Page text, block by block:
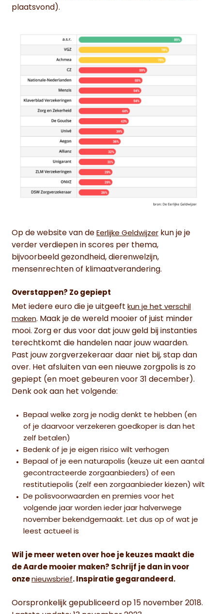
plaatsvond).
Op de website van de Eerlijke Geldwijzer kun je je
verder verdiepen in scores per thema,
bijvoorbeeld gezondheid, dierenwelzijn,
mensenrechten of klimaatverandering.
Overstappen? Zo gepiept
Met iedere euro die je uitgeeft kun je het verschil
maken. Maak je de wereld mooier of juist minder
mooi. Zorg er dus voor dat jouw geld bij instanties
terechtkomt die handelen naar jouw waarden.
Past jouw zorgverzekeraar daar niet bij, stap dan
over. Het afsluiten van een nieuwe zorgpolis is zo
gepiept (en moet gebeuren voor 31 december).
Denk ook aan het volgende:
Bepaal welke zorg je nodig denkt te hebben (en
of je daarvoor verzekeren goedkoper is dan het
zelf betalen)
Bedenk of je je eigen risico wilt verhogen
Bepaal of je een naturapolis (keuze uit een aantal
gecontracteerde zorgaanbieders) of een
restitutiepolis (zelf een zorgaanbieder kiezen) wilt
De polisvoorwaarden en premies voor het
volgende jaar worden ieder jaar halverwege
november bekendgemaakt. Let dus op of wat je
leest actueel is
Wil je meer weten over hoe je keuzes maakt die
de Aarde mooier maken? Schrijf je dan in voor
onze nieuwsbrief. Inspiratie gegarandeerd.
Oorspronkelijk gepubliceerd op 15 november 2018.